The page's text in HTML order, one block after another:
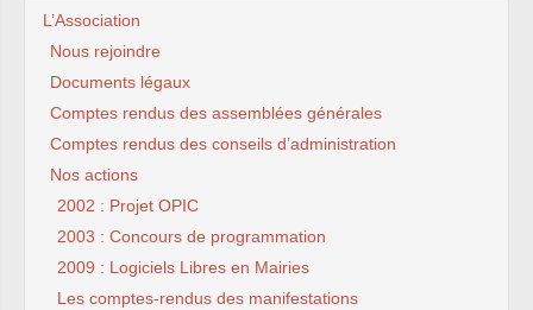
L’Association
Nous rejoindre
Documents légaux
Comptes rendus des assemblées générales
Comptes rendus des conseils d’administration
Nos actions
2002 : Projet OPIC
2003 : Concours de programmation
2009 : Logiciels Libres en Mairies
Les comptes-rendus des manifestations